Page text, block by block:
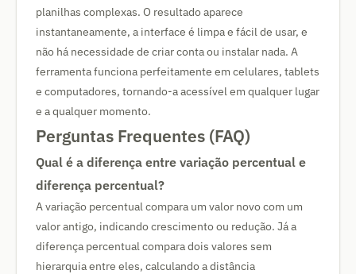
planilhas complexas. O resultado aparece
instantaneamente, a interface é limpa e fácil de usar, e
não há necessidade de criar conta ou instalar nada. A
ferramenta funciona perfeitamente em celulares, tablets
e computadores, tornando-a acessível em qualquer lugar
e a qualquer momento.
Perguntas Frequentes (FAQ)
Qual é a diferença entre variação percentual e
diferença percentual?
A variação percentual compara um valor novo com um
valor antigo, indicando crescimento ou redução. Já a
diferença percentual compara dois valores sem
hierarquia entre eles, calculando a distância